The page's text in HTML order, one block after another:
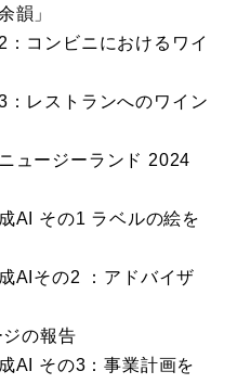
韻」
コンビニにおけるワイ
レストランへのワイン
ュージーランド 2024
AI その1 ラベルの絵を
AIその2 ：アドバイザ
の報告
AI その3：事業計画を